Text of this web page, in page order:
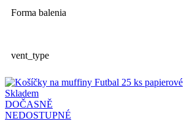
Forma balenia
vent_type
Skladem
DOČASNĚ
NEDOSTUPNÉ